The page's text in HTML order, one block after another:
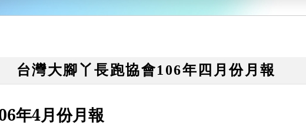
台灣大腳丫長跑協會106年四月份月報
年4月份月報